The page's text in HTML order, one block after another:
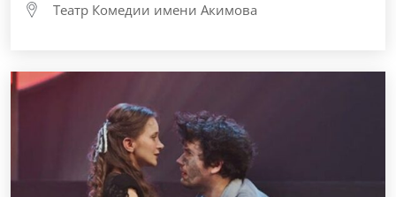
Театр Комедии имени Акимова